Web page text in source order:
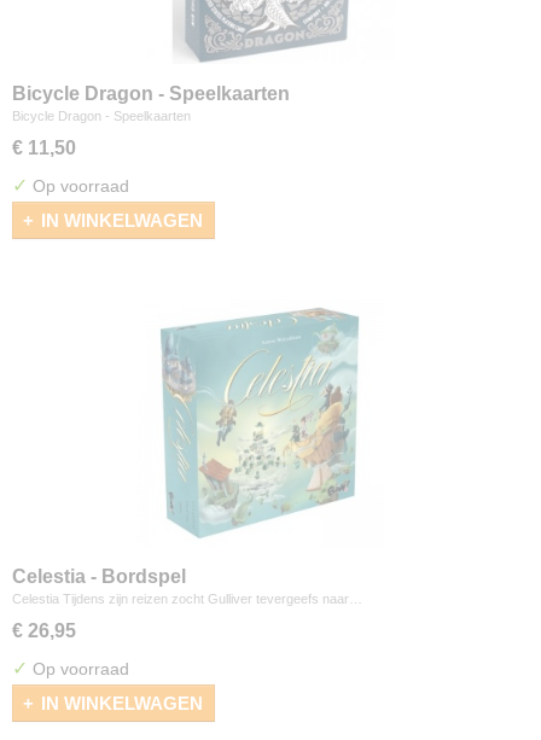
Bicycle Dragon - Speelkaarten
Bicycle Dragon - Speelkaarten
€ 11,50
✓ Op voorraad
IN WINKELWAGEN
Celestia - Bordspel
Celestia Tijdens zijn reizen zocht Gulliver tevergeefs naar…
€ 26,95
✓ Op voorraad
IN WINKELWAGEN